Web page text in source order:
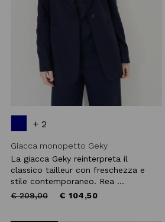
+ 2
Giacca monopetto Geky
La giacca Geky reinterpreta il
classico tailleur con freschezza e
stile contemporaneo. Rea ...
Price
€ 209,00to € 104,50